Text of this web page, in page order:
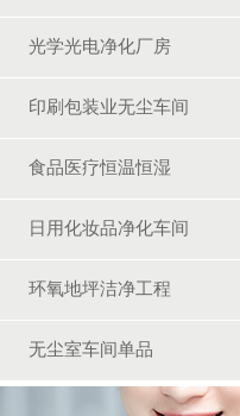
光学光电净化厂房
印刷包装业无尘车间
食品医疗恒温恒湿
日用化妆品净化车间
环氧地坪洁净工程
无尘室车间单品